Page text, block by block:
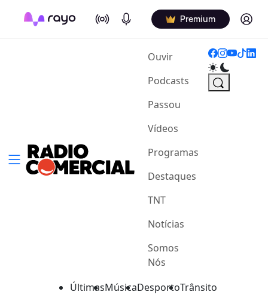
On Air Podcasts Premium Log in
Ouvir(current)
Podcasts
Passou
Vídeos
Programas
Destaques
TNT
Notícias
Somos
Nós
ÚltimasMúsicaDesportoTrânsito